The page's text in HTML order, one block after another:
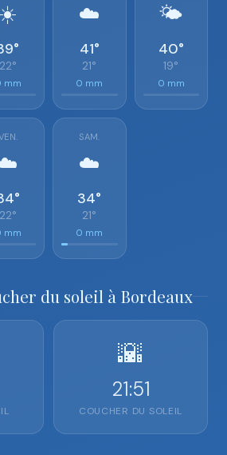
☀️
22°
mm
☁️
41°
21°
0 mm
🌤️
40°
19°
0 mm
22°
mm
SAM.
☁️
34°
21°
0 mm
du soleil à Bordeaux
🌇
21:51
COUCHER DU SOLEIL